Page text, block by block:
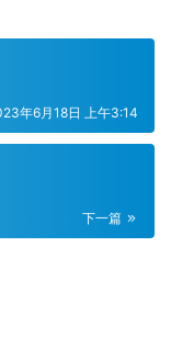
年6月18日 上午3:14
下一篇